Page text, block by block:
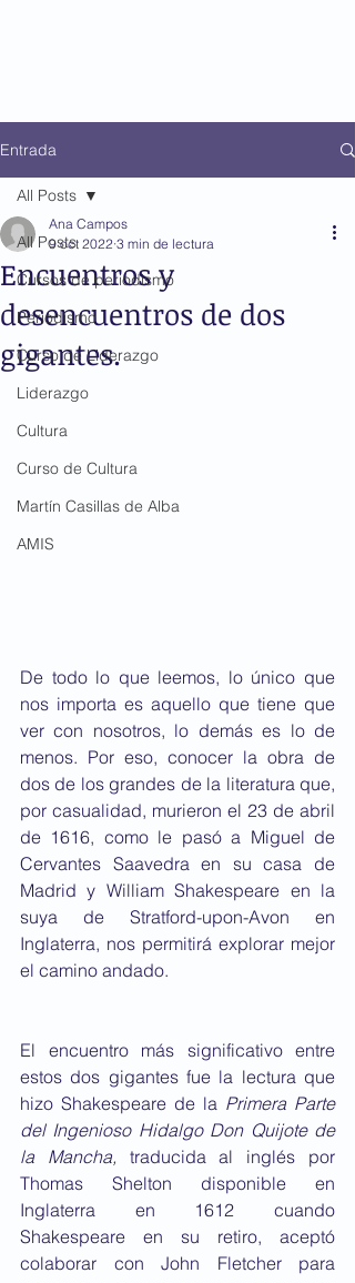
Entrada
All Posts
Cursos de periodismo
Periodismo
Curso de Liderazgo
Liderazgo
Cultura
Curso de Cultura
Martín Casillas de Alba
AMIS
All Posts
Encuentros y
desencuentros de dos
gigantes.
Ana Campos
9 oct 2022 3 min de lectura
De todo lo que leemos, lo único que
nos importa es aquello que tiene que
ver con nosotros, lo demás es lo de
menos. Por eso, conocer la obra de
dos de los grandes de la literatura que,
por casualidad, murieron el 23 de abril
de 1616, como le pasó a Miguel de
Cervantes Saavedra en su casa de
Madrid y William Shakespeare en la
suya de Stratford-upon-Avon en
Inglaterra, nos permitirá explorar mejor
el camino andado.
El encuentro más significativo entre
estos dos gigantes fue la lectura que
hizo Shakespeare de la Primera Parte
del Ingenioso Hidalgo Don Quijote de
la Mancha, traducida al inglés por
Thomas Shelton disponible en
Inglaterra en 1612 cuando
Shakespeare en su retiro, aceptó
colaborar con John Fletcher para